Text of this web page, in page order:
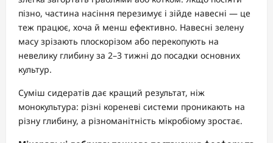
пізно, частина насіння перезимує і зійде навесні — це
теж працює, хоча й менш ефективно. Навесні зелену
масу зрізають плоскорізом або перекопують на
невелику глибину за 2–3 тижні до посадки основних
культур.
Суміш сидератів дає кращий результат, ніж
монокультура: різні кореневі системи проникають на
різну глибину, а різноманітність мікробіому зростає.